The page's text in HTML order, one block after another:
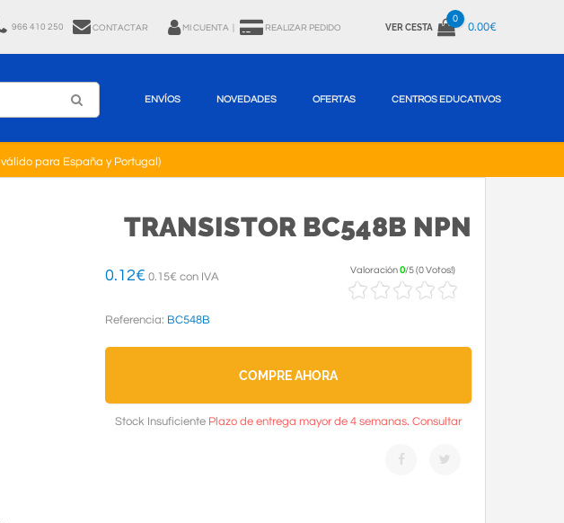
966 410 250 CONTACTAR MI CUENTA REALIZAR PEDIDO VER CESTA
0
0.00€
ENVÍOS NOVEDADES OFERTAS CENTROS EDUCATIVOS
válido para España y Portugal)
TRANSISTOR BC548B NPN
0.12€ 0.15€ con IVA
Valoración0/5(0 Votos!)
Referencia: BC548B
COMPRE AHORA
Stock Insuficiente Plazo de entrega mayor de 4 semanas. Consultar